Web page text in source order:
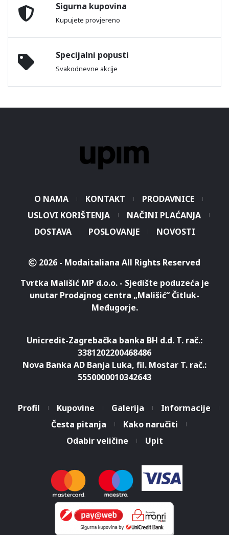
Sigurna kupovina
Kupujete provjereno
Specijalni popusti
Svakodnevne akcije
O NAMA KONTAKT
PRODAVNICE
USLOVI KORIŠTENJA
NAČINI PLAĆANJA
DOSTAVA
POSLOVANJE NOVOSTI
2026 - Modaitaliana All Rights Reserved
Tvrtka Mališić MP d.o.o. - Sjedište poduzeća je
unutar Prodajnog centra „Mališić“ Čitluk-
Međugorje.
Unicredit-Zagrebačka banka BH d.d. T. rač.:
3381202200468486
Nova Banka AD Banja Luka, fil. Mostar T. rač.:
5550000010342643
Profil Kupovine Galerija
Informacije
Česta pitanja
Kako naručiti
Odabir veličine
Upit